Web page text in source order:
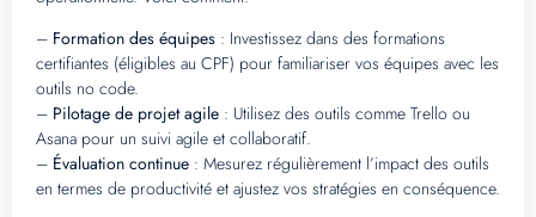
– Formation des équipes : Investissez dans des formations
certifiantes (éligibles au CPF) pour familiariser vos équipes avec les
outils no code.
– Pilotage de projet agile : Utilisez des outils comme Trello ou
Asana pour un suivi agile et collaboratif.
– Évaluation continue : Mesurez régulièrement l’impact des outils
en termes de productivité et ajustez vos stratégies en conséquence.